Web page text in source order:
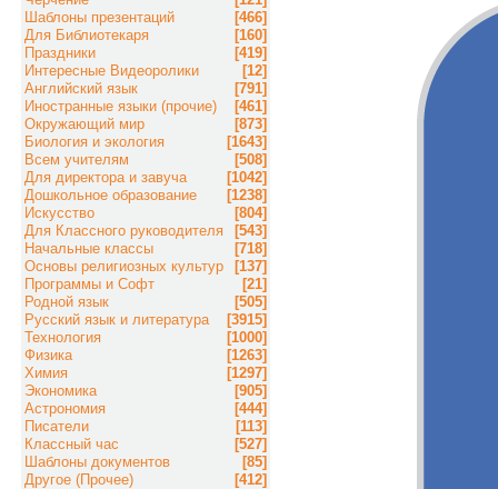
Шаблоны презентаций
[466]
Для Библиотекаря
[160]
Праздники
[419]
Интересные Видеоролики
[12]
Английский язык
[791]
Иностранные языки (прочие)
[461]
Окружающий мир
[873]
Биология и экология
[1643]
Всем учителям
[508]
Для директора и завуча
[1042]
Дошкольное образование
[1238]
Искусство
[804]
Для Классного руководителя
[543]
Начальные классы
[718]
Основы религиозных культур
[137]
Программы и Софт
[21]
Родной язык
[505]
Русский язык и литература
[3915]
Технология
[1000]
Физика
[1263]
Химия
[1297]
Экономика
[905]
Астрономия
[444]
Писатели
[113]
Классный час
[527]
Шаблоны документов
[85]
Другое (Прочее)
[412]